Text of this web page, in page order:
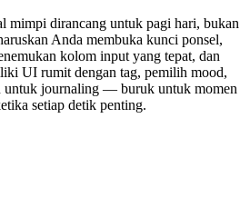
mimpi dirancang untuk pagi hari, bukan
Anda membuka kunci ponsel,
kolom input yang tepat, dan
UI rumit dengan tag, pemilih mood,
untuk journaling — buruk untuk momen
setiap detik penting.